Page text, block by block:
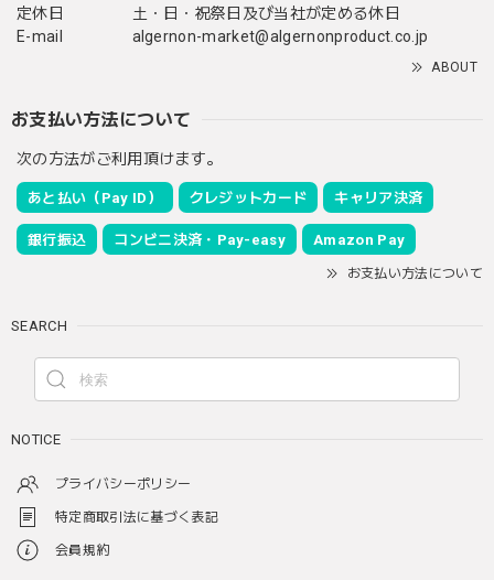
定休日
土・日・祝祭日及び当社が定める休日
E-mail
algernon-market@algernonproduct.co.jp
ABOUT
お支払い方法について
次の方法がご利用頂けます。
あと払い（Pay ID） クレジットカード キャリア決済
銀行振込 コンビニ決済・Pay-easy Amazon Pay
お支払い方法について
SEARCH
NOTICE
プライバシーポリシー
特定商取引法に基づく表記
会員規約